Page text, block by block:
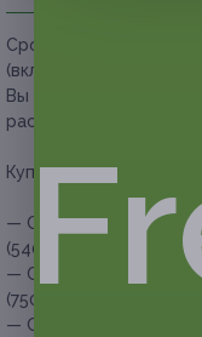
Срок действия купонов:
(включительно).
Вы можете
распечатанном виде.
Купон действует на
— Скидка 55% на
(540 руб. вместо 1200
— Скидка 50% на
(750 руб. вместо 1500
— Скидка 55% на